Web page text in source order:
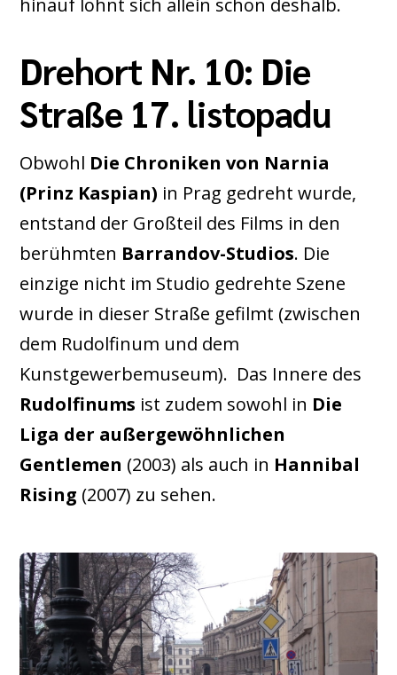
Drehort Nr. 10: Die
Straße 17. listopadu
Obwohl Die Chroniken von Narnia
(Prinz Kaspian) in Prag gedreht wurde,
entstand der Großteil des Films in den
berühmten Barrandov-Studios. Die
einzige nicht im Studio gedrehte Szene
wurde in dieser Straße gefilmt (zwischen
dem Rudolfinum und dem
Kunstgewerbemuseum). Das Innere des
Rudolfinums ist zudem sowohl in Die
Liga der außergewöhnlichen
Gentlemen (2003) als auch in Hannibal
Rising (2007) zu sehen.